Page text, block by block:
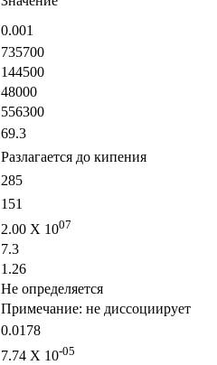
0.001
735700
144500
48000
556300
69.3
Разлагается до кипения
285
151
2.00 X 1007
7.3
1.26
Не определяется
Примечание: не диссоциирует
0.0178
7.74 X 10-05